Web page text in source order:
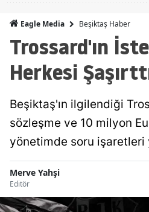
Eagle Media Beşiktaş Haber
Trossard'ın
Herkesi
Beşiktaş'ın ilgilendiği
sözleşme ve 10 milyon
yönetimde soru işaretleri
Merve Yahşi
Editör